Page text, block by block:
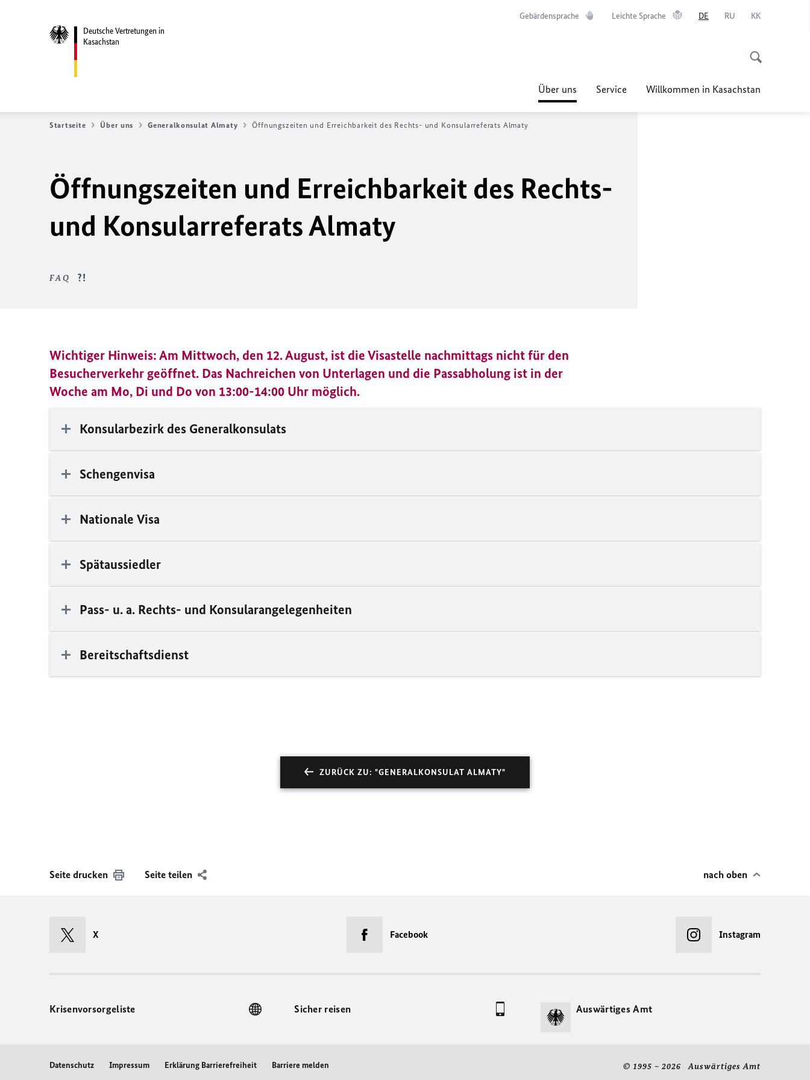
Deutsche Vertretungen in
Kasachstan
Gebärdensprache Leichte Sprache DE RU KK
Über uns Service Willkommen in Kasachstan
Startseite Über uns Generalkonsulat Almaty Öffnungszeiten und Erreichbarkeit des Rechts- und Konsularreferats Almaty
Öffnungszeiten und Erreichbarkeit des Rechts-
und Konsularreferats Almaty
FAQ
Wichtiger Hinweis: Am Mittwoch, den 12. August, ist die Visastelle nachmittags nicht für den
Besucherverkehr geöffnet. Das Nachreichen von Unterlagen und die Passabholung ist in der
Woche am Mo, Di und Do von 13:00-14:00 Uhr möglich.
Konsularbezirk des Generalkonsulats
Schengenvisa
Nationale Visa
Spätaussiedler
Pass- u. a. Rechts- und Konsularangelegenheiten
Bereitschaftsdienst
ZURÜCK ZU: "GENERALKONSULAT ALMATY"
Seite drucken Seite teilen nach oben
X Facebook Instagram
Krisenvorsorgeliste Sicher reisen Auswärtiges Amt
Datenschutz Impressum Erklärung Barrierefreiheit Barriere melden © 1995 – 2026 Auswärtiges Amt